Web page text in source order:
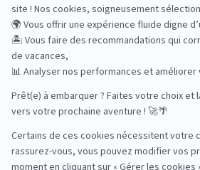
Océan Indien
Nos thématiques
Actif
Adult only